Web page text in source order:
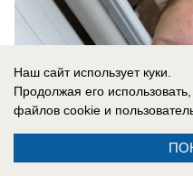
Наш сайт использует куки.
Продолжая его
файлов cookie и